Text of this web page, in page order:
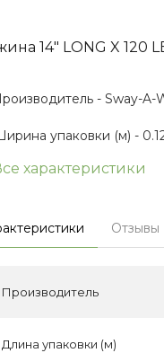
14" LONG X 120
- Sway-A-
упаковки (м) -
характеристики
Отзывы
Производитель
Длина упаковки (м)